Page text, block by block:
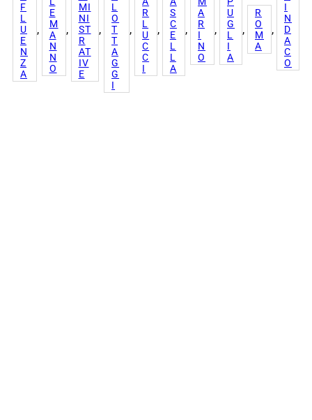
F
L
U
E
N
Z
A
,
E
M
A
N
N
O
,
MI
NI
ST
R
AT
IV
E
,
L
O
T
T
A
G
G
I
,
R
L
U
C
C
I
,
S
C
E
L
L
A
,
A
R
I
N
O
,
U
G
L
I
A
,
R
O
M
A
,
I
N
D
A
C
O